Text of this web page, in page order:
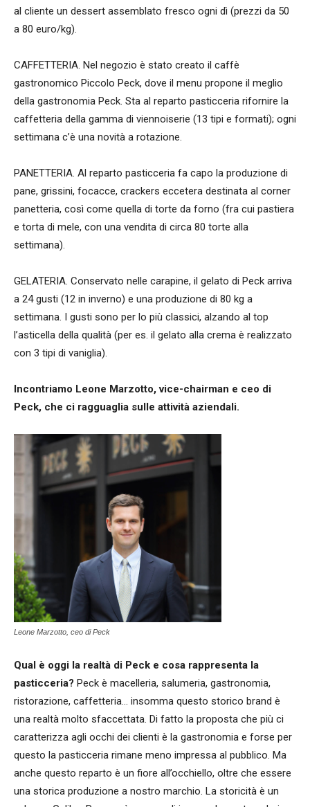
al cliente un dessert assemblato fresco ogni dì (prezzi da 50
a 80 euro/kg).
CAFFETTERIA. Nel negozio è stato creato il caffè
gastronomico Piccolo Peck, dove il menu propone il meglio
della gastronomia Peck. Sta al reparto pasticceria rifornire la
caffetteria della gamma di viennoiserie (13 tipi e formati); ogni
settimana c’è una novità a rotazione.
PANETTERIA. Al reparto pasticceria fa capo la produzione di
pane, grissini, focacce, crackers eccetera destinata al corner
panetteria, così come quella di torte da forno (fra cui pastiera
e torta di mele, con una vendita di circa 80 torte alla
settimana).
GELATERIA. Conservato nelle carapine, il gelato di Peck arriva
a 24 gusti (12 in inverno) e una produzione di 80 kg a
settimana. I gusti sono per lo più classici, alzando al top
l’asticella della qualità (per es. il gelato alla crema è realizzato
con 3 tipi di vaniglia).
Incontriamo Leone Marzotto, vice-chairman e ceo di
Peck, che ci ragguaglia sulle attività aziendali.
Leone Marzotto, ceo di Peck
Qual è oggi la realtà di Peck e cosa rappresenta la
pasticceria? Peck è macelleria, salumeria, gastronomia,
ristorazione, caffetteria... insomma questo storico brand è
una realtà molto sfaccettata. Di fatto la proposta che più ci
caratterizza agli occhi dei clienti è la gastronomia e forse per
questo la pasticceria rimane meno impressa al pubblico. Ma
anche questo reparto è un fiore all’occhiello, oltre che essere
una storica produzione a nostro marchio. La storicità è un